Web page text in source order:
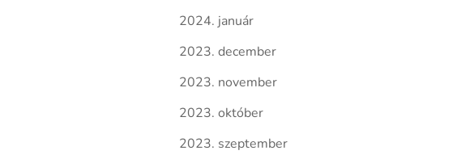
2024. január
2023. december
2023. november
2023. október
2023. szeptember